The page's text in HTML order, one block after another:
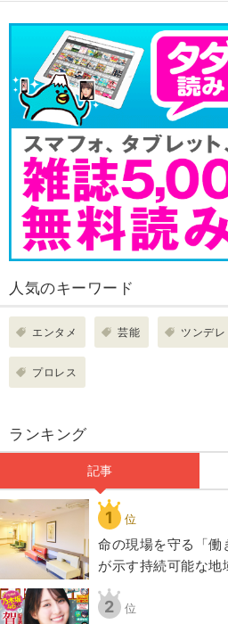
人気のキーワード
エンタメ 芸能 ツンデレ
プロレス
ランキング
記事
1 位
命の現場を守る「働
が示す持続可能な地
2 位